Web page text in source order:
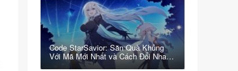
Code StarSavior: Săn Quà Khủng
Với Mã Mới Nhất và Cách Đổi Nhanh